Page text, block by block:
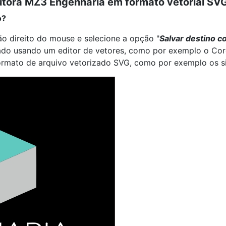
direito do mouse e selecione a opção "Salvar destino
usando um editor de vetores, como por exemplo o
de arquivo vetorizado SVG, como por exemplo os